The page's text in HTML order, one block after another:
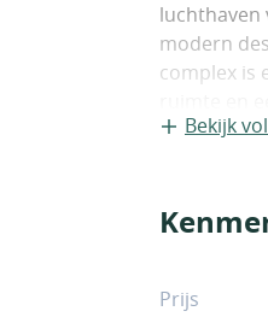
luchthaven
modern
complex is
golfzijde
Bekijk
Prijs